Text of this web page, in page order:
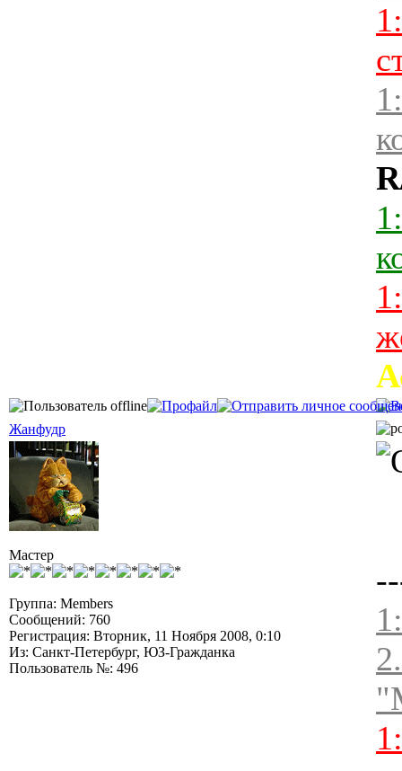
Жанфудр
Мастер
Группа: Members
Сообщений: 760
Регистрация: Вторник, 11 Ноября 2008, 0:10
Из: Санкт-Петербург, ЮЗ-Гражданка
Пользователь №: 496